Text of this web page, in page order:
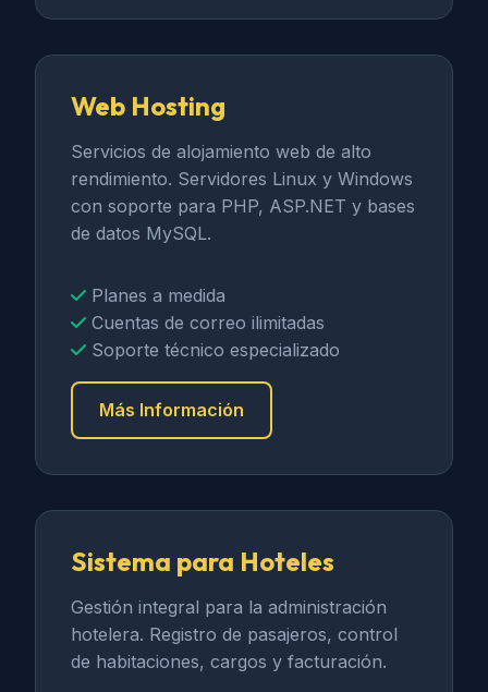
Web Hosting
Servicios de alojamiento web de alto
rendimiento. Servidores Linux y Windows
con soporte para PHP, ASP.NET y bases
de datos MySQL.
Planes a medida
Cuentas de correo ilimitadas
Soporte técnico especializado
Más Información
Sistema para Hoteles
Gestión integral para la administración
hotelera. Registro de pasajeros, control
de habitaciones, cargos y facturación.